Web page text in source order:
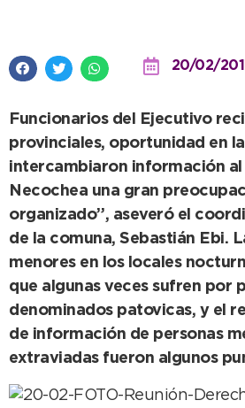
20/02/
Funcionarios del Ejecutivo
provinciales, oportunidad en
intercambiaron información al
Necochea una gran
organizado”, aseveró el
de la comuna, Sebastián Ebi.
menores en los locales
que algunas veces sufren por
denominados patovicas, y el
de información de personas
extraviadas fueron algunos